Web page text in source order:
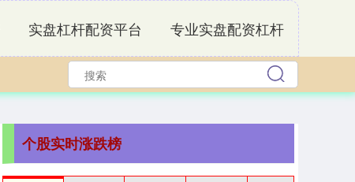
实盘杠杆配资平台 专业实盘配资杠杆
个股实时涨跌榜